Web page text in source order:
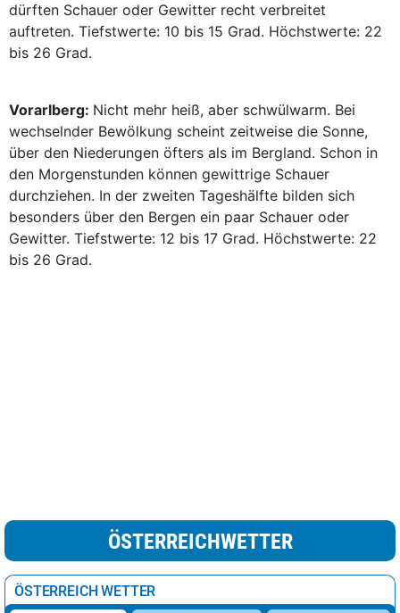
dürften Schauer oder Gewitter recht verbreitet
auftreten. Tiefstwerte: 10 bis 15 Grad. Höchstwerte: 22
bis 26 Grad.
Vorarlberg: Nicht mehr heiß, aber schwülwarm. Bei
wechselnder Bewölkung scheint zeitweise die Sonne,
über den Niederungen öfters als im Bergland. Schon in
den Morgenstunden können gewittrige Schauer
durchziehen. In der zweiten Tageshälfte bilden sich
besonders über den Bergen ein paar Schauer oder
Gewitter. Tiefstwerte: 12 bis 17 Grad. Höchstwerte: 22
bis 26 Grad.
ÖSTERREICHWETTER
ÖSTERREICH WETTER